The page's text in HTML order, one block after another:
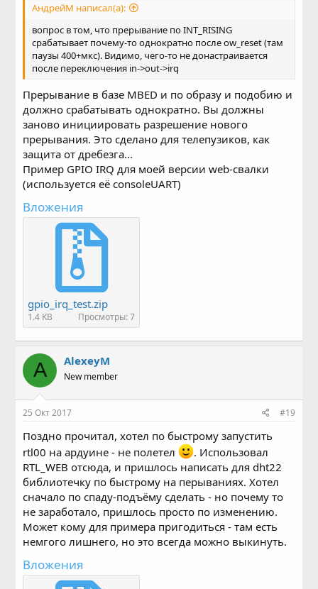
АндрейМ написал(а):
вопрос в том, что прерывание по INT_RISING
срабатывает почему-то однократно после ow_reset (там
паузы 400+мкс). Видимо, чего-то не донастраивается
после переключения in->out->irq
Прерывание в базе MBED и по образу и подобию и
должно срабатывать однократно. Вы должны
заново инициировать разрешение нового
прерывания. Это сделано для телепузиков, как
защита от дребезга...
Пример GPIO IRQ для моей версии web-свалки
(используется её consoleUART)
Вложения
gpio_irq_test.zip
1.4 KB Просмотры: 7
A AlexeyM
New member
25 Окт 2017 #19
Поздно прочитал, хотел по быстрому запустить
rtl00 на ардуине - не полетел
. Использовал
RTL_WEB отсюда, и пришлось написать для dht22
библиотечку по быстрому на перываниях. Хотел
сначало по спаду-подъёму сделать - но почему то
не заработало, пришлось просто по изменению.
Может кому для примера пригодиться - там есть
немгого лишнего, но это всегда можно выкинуть.
Вложения